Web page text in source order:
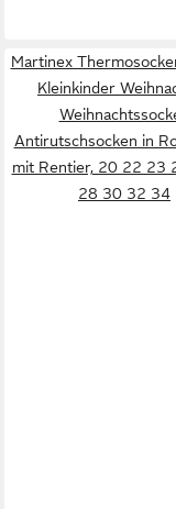
Martinex
Kleinkinder
Antirutschsocken in
mit Rentier, 20 22 23
28 30 32 34